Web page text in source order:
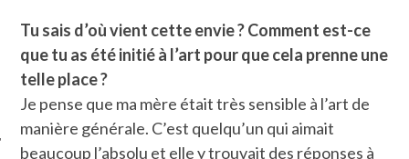
Tu sais d’où vient cette envie ? Comment est-ce
que tu as été initié à l’art pour que cela prenne une
telle place ?
Je pense que ma mère était très sensible à l’art de
manière générale. C’est quelqu’un qui aimait
beaucoup l’absolu et elle y trouvait des réponses à